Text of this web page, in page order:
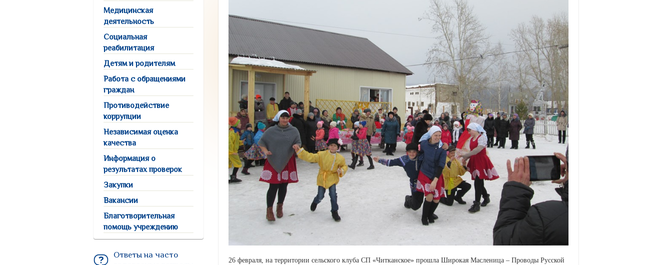
Медицинская
деятельность
Социальная
реабилитация
Детям и родителям
Работа с обращениями
граждан
Противодействие
коррупции
Независимая оценка
качества
Информация о
результатах проверок
Закупки
Вакансии
Благотворительная
помощь учреждению
Ответы на часто
26 февраля, на территории сельского клуба СП «Читканское» прошла Широкая Масленица – Проводы Русской